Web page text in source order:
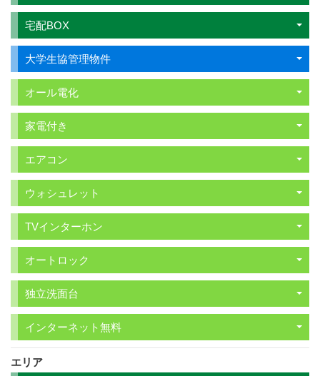
宅配BOX
大学生協管理物件
オール電化
家電付き
エアコン
ウォシュレット
TVインターホン
オートロック
独立洗面台
インターネット無料
エリア